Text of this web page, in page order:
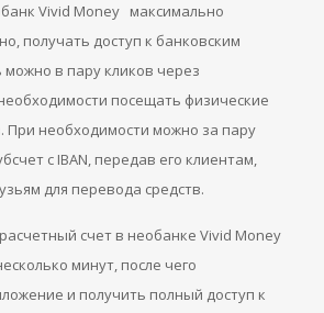
Vivid Money максимально
получать доступ к банковским
в пару кликов через
посещать физические
При необходимости можно за пару
с IBAN, передав его клиентам,
для перевода средств.
счет в необанке Vivid Money
минут, после чего
и получить полный доступ к